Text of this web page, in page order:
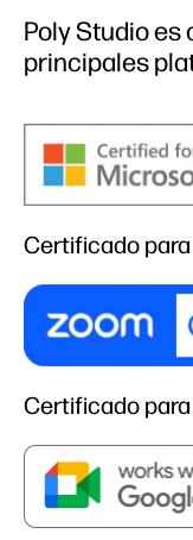
Poly Studio
principales
Certificado
Certificado